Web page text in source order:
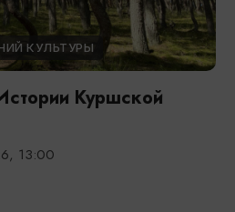
КУЛЬТУРЫ
Куршской
13:00